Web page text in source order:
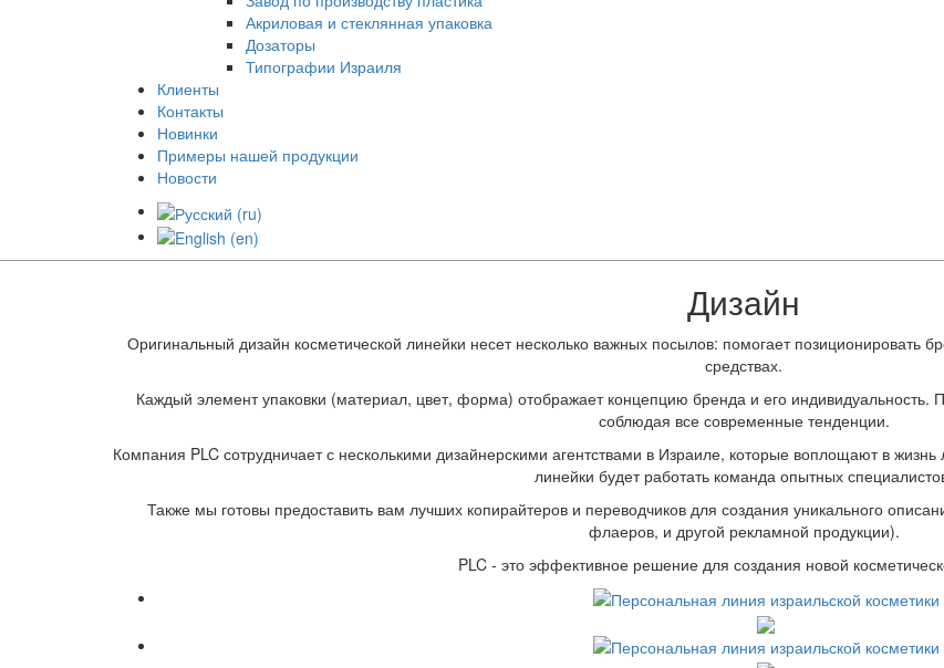
Акриловая и стеклянная упаковка
Дозаторы
Типографии Израиля
Клиенты
Контакты
Новинки
Примеры нашей продукции
Новости
Дизайн
Оригинальный дизайн косметической линейки несет несколько важных посылов: помогает позиционировать
средствах.
Каждый элемент упаковки (материал, цвет, форма) отображает концепцию бренда и его индивидуальность.
соблюдая все современные тенденции.
Компания PLC сотрудничает с несколькими дизайнерскими агентствами в Израиле, которые воплощают в
линейки будет работать команда опытных
Также мы готовы предоставить вам лучших копирайтеров и переводчиков для создания уникального
флаеров, и другой рекламной продукции).
PLC - это эффективное решение для создания новой